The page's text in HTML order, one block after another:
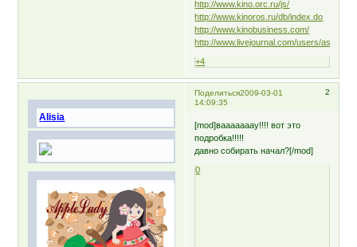
http://www.kino.orc.ru/js/
http://www.kinoros.ru/db/index.do
http://www.kinobusiness.com/
http://www.livejournal.com/users/
+4
Поделиться 2
2009-03-01
14:09:35
Alisia
[mod]вааааааау!!!! вот это
подробка!!!!!
давно собирать начал?[/mod]
0